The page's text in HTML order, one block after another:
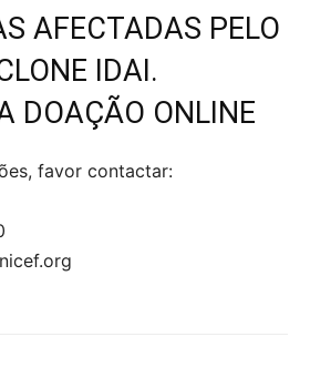
AFECTADAS PELO
IDAI.
DOAÇÃO ONLINE
favor contactar: